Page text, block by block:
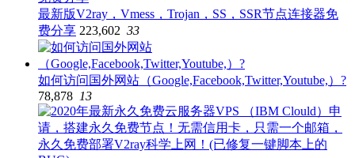
最新版V2ray，Vmess，Trojan，SS，SSR节点连接器免
费分享 223,602 33
如何访问国外网站（Google,Facebook,Twitter,Youtube,）?
78,878 13